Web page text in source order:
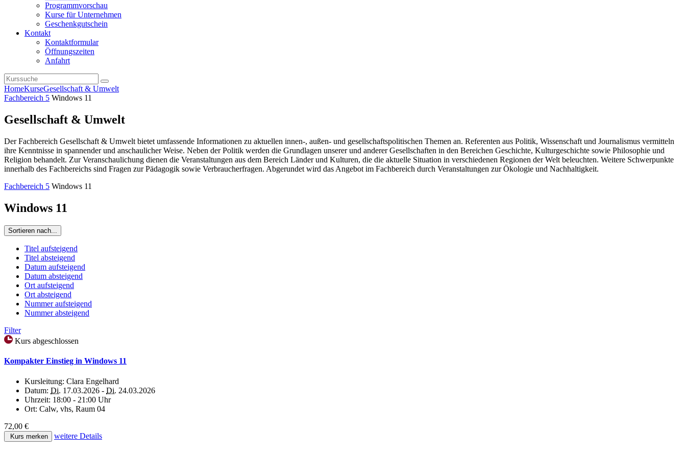
Programmvorschau
Kurse für Unternehmen
Geschenkgutschein
Kontakt
Kontaktformular
Öffnungszeiten
Anfahrt
HomeKurseGesellschaft & Umwelt
Fachbereich 5 Windows 11
Gesellschaft & Umwelt
Der Fachbereich Gesellschaft & Umwelt bietet umfassende Informationen zu aktuellen innen-, außen- und gesellschaftspolitischen Themen an. Referenten aus Politik, Wissenschaft und Journalismus vermitteln
ihre Kenntnisse in spannender und anschaulicher Weise. Neben der Politik werden die Grundlagen unserer und anderer Gesellschaften in den Bereichen Geschichte, Kulturgeschichte sowie Philosophie und
Religion behandelt. Zur Veranschaulichung dienen die Veranstaltungen aus dem Bereich Länder und Kulturen, die die aktuelle Situation in verschiedenen Regionen der Welt beleuchten. Weitere Schwerpunkte
innerhalb des Fachbereichs sind Fragen zur Pädagogik sowie Verbraucherfragen. Abgerundet wird das Angebot im Fachbereich durch Veranstaltungen zur Ökologie und Nachhaltigkeit.
Fachbereich 5 Windows 11
Windows 11
Sortieren nach...
Titel aufsteigend
Titel absteigend
Datum aufsteigend
Datum absteigend
Ort aufsteigend
Ort absteigend
Nummer aufsteigend
Nummer absteigend
Filter
Kurs abgeschlossen
Kompakter Einstieg in Windows 11
Kursleitung: Clara Engelhard
Datum: Di. 17.03.2026 - Di. 24.03.2026
Uhrzeit: 18:00 - 21:00 Uhr
Ort: Calw, vhs, Raum 04
72,00 €
Kurs merken weitere Details